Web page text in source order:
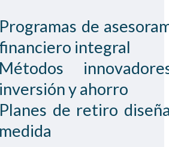
Programas de
integral
Métodos
inversión y ahorro
Planes de retiro
medida